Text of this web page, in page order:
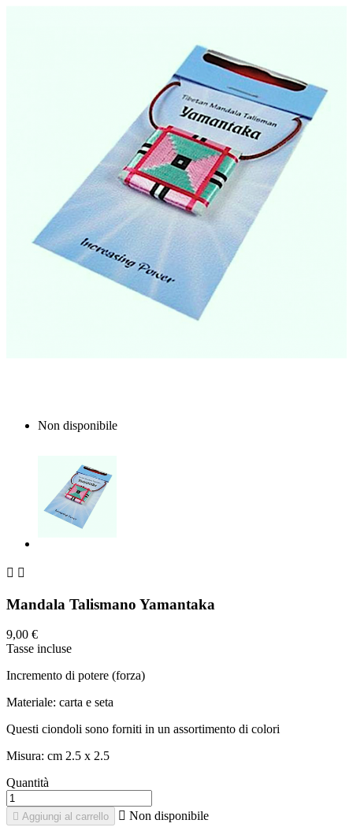
Non disponibile
 
Mandala Talismano Yamantaka
9,00 €
Tasse incluse
Incremento di potere (forza)
Materiale: carta e seta
Questi ciondoli sono forniti in un assortimento di colori
Misura: cm 2.5 x 2.5
Quantità
 Aggiungi al carrello  Non disponibile